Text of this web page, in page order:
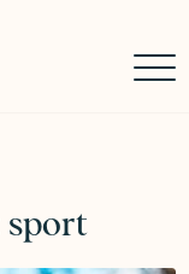
sport